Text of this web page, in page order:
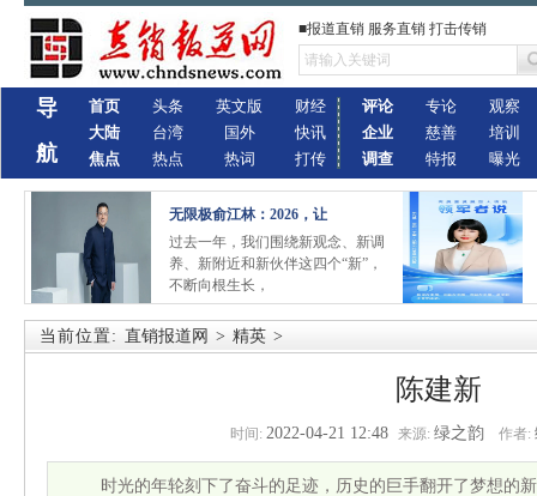
■报道直销 服务直销 打击传销
导
航
首页
大陆
焦点
头条
台湾
热点
英文版
国外
热词
财经
快讯
打传
评论
企业
调查
专论
慈善
特报
观察
培训
曝光
无限极俞江林：2026，让
过去一年，我们围绕新观念、新调
养、新附近和新伙伴这四个“新”，
不断向根生长，
当前位置: 直销报道网 > 精英 >
陈建新
时间: 2022-04-21 12:48 来源: 绿之韵 作者:
时光的年轮刻下了奋斗的足迹，历史的巨手翻开了梦想的